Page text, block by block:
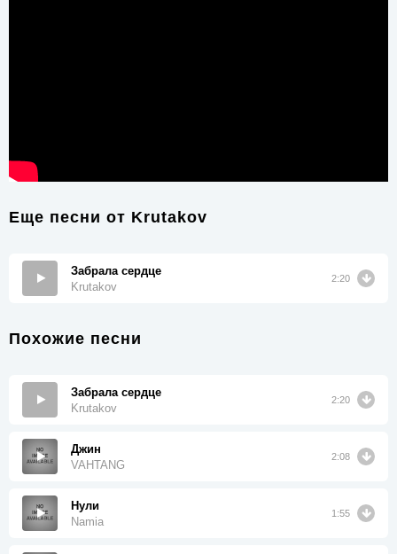
Еще песни от Krutakov
Забрала сердце
Krutakov
2:20
Похожие песни
Забрала сердце
Krutakov
2:20
Джин
VAHTANG
2:08
Нули
Namia
1:55